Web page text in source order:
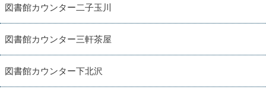
図書館カウンター二子玉川
図書館カウンター三軒茶屋
図書館カウンター下北沢